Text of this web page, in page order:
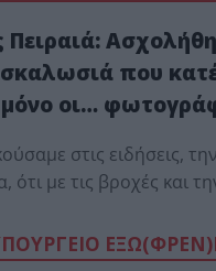
Πειραιά:
που
μόνο οι…
στις ειδήσεις,
ότι με τις βροχές και